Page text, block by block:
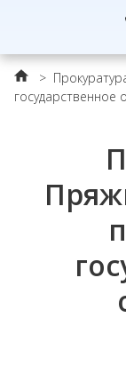
>
государственное